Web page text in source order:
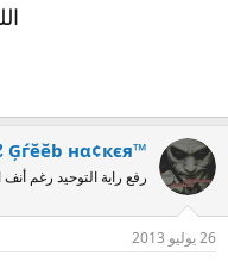
Ģѓĕĕb нα¢кєя™
رفع راية التوحيد رغم أنف
26 يوليو 2013